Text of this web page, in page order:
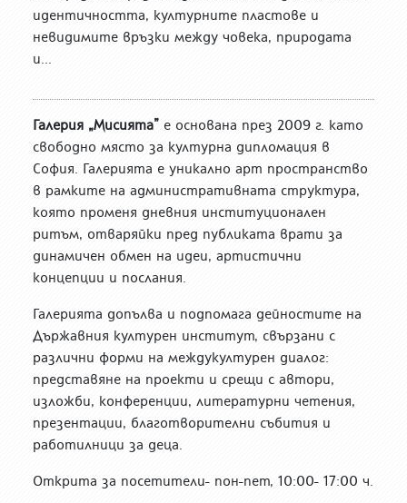
идентичността, културните пластове и
невидимите връзки между човека, природата
и...
Галерия „Мисията” е основана през 2009 г. като
свободно място за културна дипломация в
София. Галерията е уникално арт пространство
в рамките на административната структура,
която променя дневния институционален
ритъм, отваряйки пред публиката врати за
динамичен обмен на идеи, артистични
концепции и послания.
Галерията допълва и подпомага дейностите на
Държавния културен институт, свързани с
различни форми на междукултурен диалог:
представяне на проекти и срещи с автори,
изложби, конференции, литературни четения,
презентации, благотворителни събития и
работилници за деца.
Открита за посетители- пон-пет, 10:00- 17:00 ч.